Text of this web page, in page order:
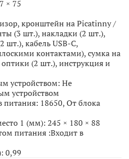
× 75
кронштейн на Picatinny /
(3 шт.), накладки (2 шт.),
шт.), кабель USB-C,
контактами), сумка на
оптики (2 шт.), инструкция и
устройством: Не
устройством
питания: 18650, От блока
1 (мм): 245 × 180 × 88
питания :Входит в
0,99